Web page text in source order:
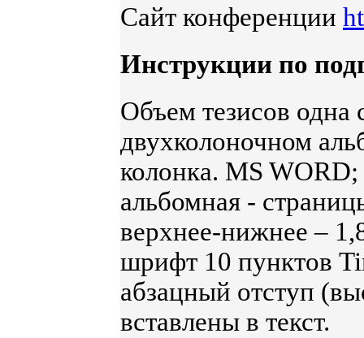
Сайт конференции
Инструкции по
Объем тезисов одна
двухколоночном
колонка. MS
альбомная -
верхнее-нижнее –
шрифт 10 пунктов
абзацный отступ
вставлены в текст.